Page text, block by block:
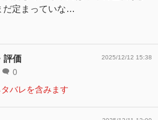
だ定まっていな…
評価
0
2025/12/12 15:38
バレを含みます